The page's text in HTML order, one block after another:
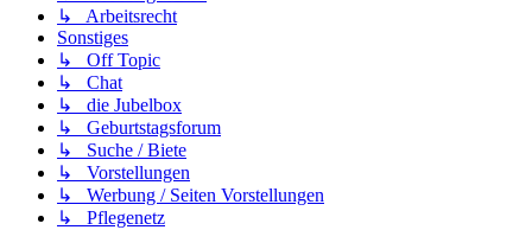
↳ Arbeitsrecht
Sonstiges
↳ Off Topic
↳ Chat
↳ die Jubelbox
↳ Geburtstagsforum
↳ Suche / Biete
↳ Vorstellungen
↳ Werbung / Seiten Vorstellungen
↳ Pflegenetz